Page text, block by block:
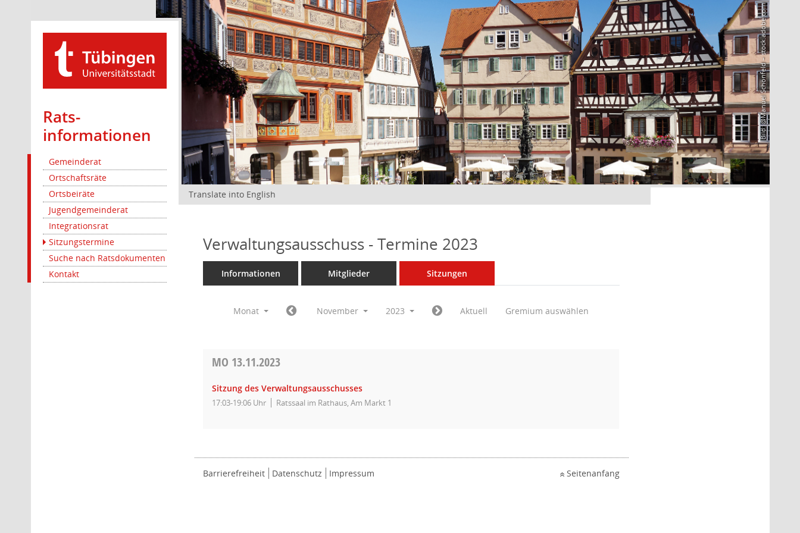
Rats­
informationen
Gemeinderat
Ortschaftsräte
Ortsbeiräte
Jugendgemeinderat
Integrationsrat
Sitzungstermine
Suche nach Ratsdokumenten
Kontakt
Bild: @Manuel Schönfeld – stock.adobe.com
Translate into English
Verwaltungsausschuss - Termine 2023
Informationen Mitglieder Sitzungen
Monat November 2023 Aktuell Gremium auswählen
MO 13.11.2023
Sitzung des Verwaltungsausschusses
17:03-19:06 Uhr Ratssaal im Rathaus, Am Markt 1
Barrierefreiheit Datenschutz Impressum Seitenanfang